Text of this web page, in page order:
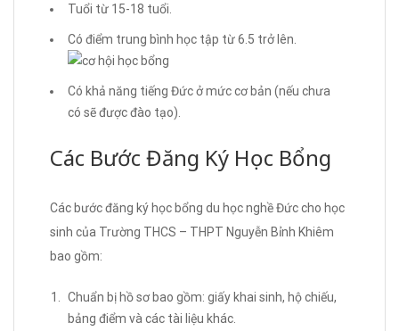
Tuổi từ 15-18 tuổi.
Có điểm trung bình học tập từ 6.5 trở lên.
Có khả năng tiếng Đức ở mức cơ bản (nếu chưa
có sẽ được đào tạo).
Các Bước Đăng Ký Học Bổng
Các bước đăng ký học bổng du học nghề Đức cho học
sinh của Trường THCS – THPT Nguyễn Bỉnh Khiêm
bao gồm:
Chuẩn bị hồ sơ bao gồm: giấy khai sinh, hộ chiếu,
bảng điểm và các tài liệu khác.